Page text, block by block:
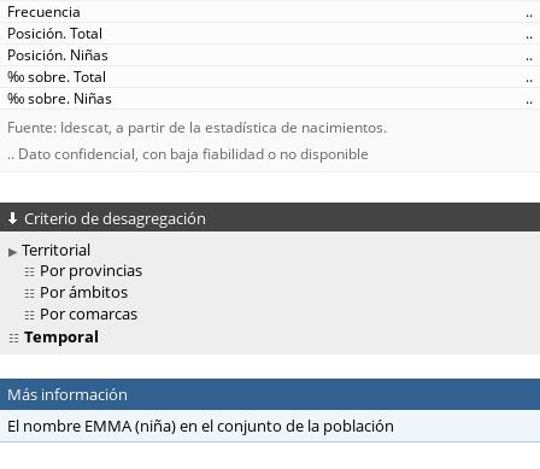
..
..
..
..
..
Fuente: Idescat, a partir de la estadística de nacimientos.
.. Dato confidencial, con baja fiabilidad o no disponible
Criterio de desagregación
Territorial
Por provincias
Por ámbitos
Por comarcas
Temporal
Más información
El nombre EMMA (niña) en el conjunto de la población